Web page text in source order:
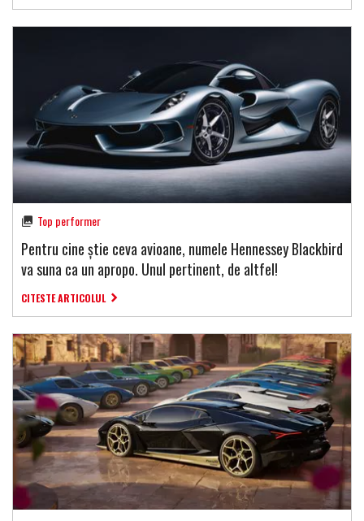
Top performer
Pentru cine știe ceva avioane, numele Hennessey Blackbird
va suna ca un apropo. Unul pertinent, de altfel!
CITESTE ARTICOLUL